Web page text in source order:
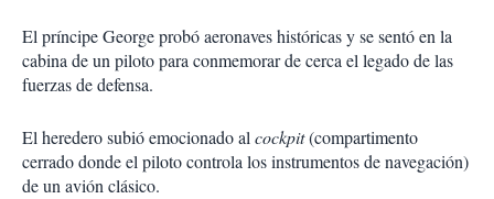
El príncipe George probó aeronaves históricas y se sentó en la
cabina de un piloto para conmemorar de cerca el legado de las
fuerzas de defensa.
El heredero subió emocionado alcockpit(compartimento
cerrado donde el piloto controla los instrumentos de navegación)
de un avión clásico.